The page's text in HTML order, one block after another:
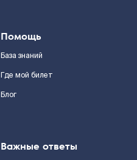
Помощь
База знаний
Где мой билет
Блог
Важные ответы